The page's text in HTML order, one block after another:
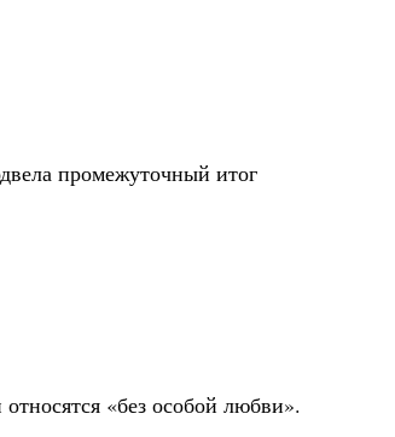
промежуточный итог
«без особой любви».